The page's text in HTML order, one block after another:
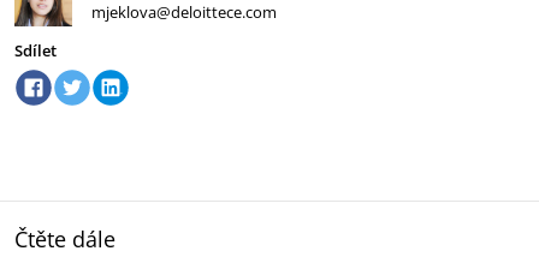
mjeklova@deloittece.com
Sdílet
Čtěte dále